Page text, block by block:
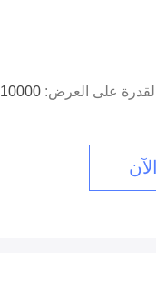
القدرة على العرض: 10000 مجموعة / مجموعات شهريا